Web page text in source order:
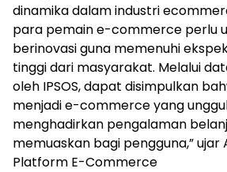
dinamika dalam industri
para pemain e-commerce perlu
berinovasi guna memenuhi
tinggi dari masyarakat. Melalui
oleh IPSOS, dapat disimpulkan
menjadi e-commerce yang
menghadirkan pengalaman
memuaskan bagi pengguna,” ujar
Platform E-Commerce